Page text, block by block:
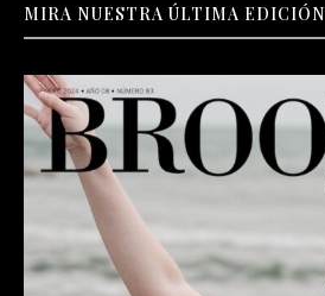
MIRA NUESTRA ÚLTIMA EDICIÓN